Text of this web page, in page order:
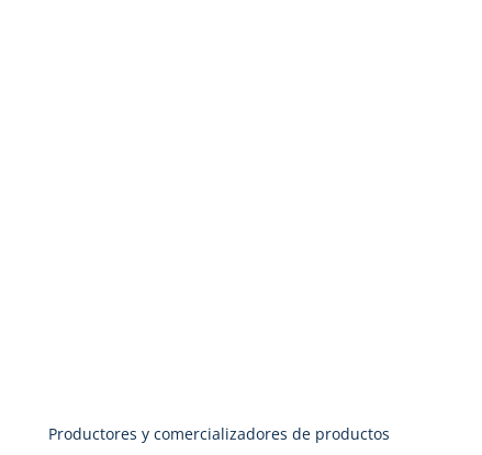
Productores y comercializadores de productos